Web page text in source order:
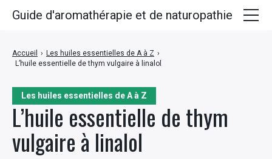
Les huiles essentielles de A à Z
L’huile essentielle de thym
vulgaire à linalol
Accueil › Les huiles essentielles de A à Z ›
L’huile essentielle de thym vulgaire à linalol
Guide d'aromathérapie et de naturopathie
Plantes médicinales
Huiles végétales
Recettes